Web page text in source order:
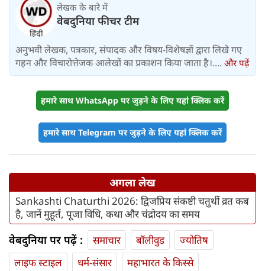
लेखक के बारे में
वेबदुनिया फीचर टीम
अनुभवी लेखक, पत्रकार, संपादक और विषय-विशेषज्ञों द्वारा लिखे गए
गहन और विचारोत्तेजक आलेखों का प्रकाशन किया जाता है।.... और पढ़ें
हमारे साथ WhatsApp पर जुड़ने के लिए यहां क्लिक करें
हमारे साथ Telegram पर जुड़ने के लिए यहां क्लिक करें
अगला लेख
Sankashti Chaturthi 2026: द्विजप्रिय संकष्टी चतुर्थी व्रत कब
है, जानें मुहूर्त, पूजा विधि, कथा और चंद्रोदय का समय
वेबदुनिया पर पढ़ें : समाचार बॉलीवुड
ज्योतिष
लाइफ स्‍टाइल
धर्म-संसार
महाभारत के किस्से